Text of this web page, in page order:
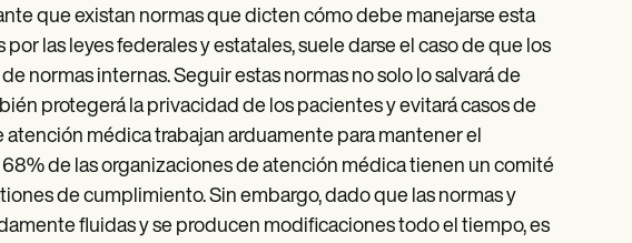
que existan normas que dicten cómo debe manejarse esta
las leyes federales y estatales, suele darse el caso de que los
normas internas. Seguir estas normas no solo lo salvará de
protegerá la privacidad de los pacientes y evitará casos de
atención médica trabajan arduamente para mantener el
de las organizaciones de atención médica tienen un comité
de cumplimiento. Sin embargo, dado que las normas y
fluidas y se producen modificaciones todo el tiempo, es